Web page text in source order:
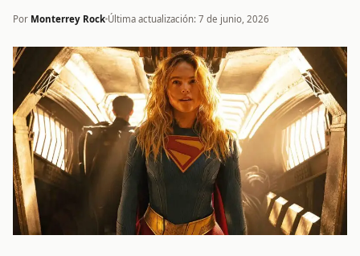
Por Monterrey Rock Última actualización: 7 de junio, 2026